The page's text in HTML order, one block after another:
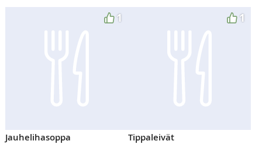
1
Jauhelihasoppa
1
Tippaleivät